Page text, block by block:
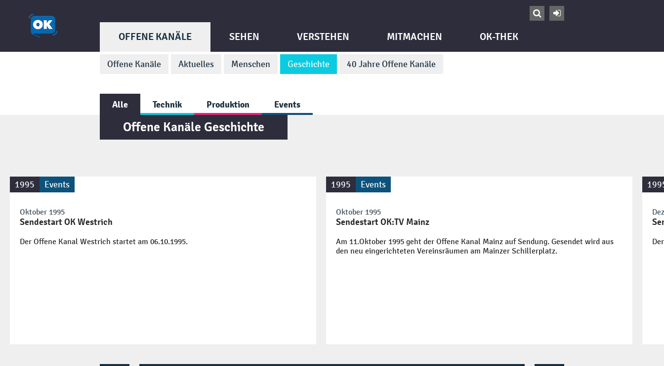


OFFENE KANÄLE
Offene Kanäle Aktuelles Menschen Geschichte 40 Jahre Offene Kanäle
SEHEN VERSTEHEN MITMACHEN OK-THEK
Alle Technik Produktion Events
Offene Kanäle Geschichte
1995 Events
Oktober 1995
Sendestart OK Westrich
Der Offene Kanal Westrich startet am 06.10.1995.
1995 Events
Oktober 1995
Sendestart OK:TV Mainz
Am 11.Oktober 1995 geht der Offene Kanal Mainz auf Sendung. Gesendet wird aus
den neu eingerichteten Vereinsräumen am Mainzer Schillerplatz.